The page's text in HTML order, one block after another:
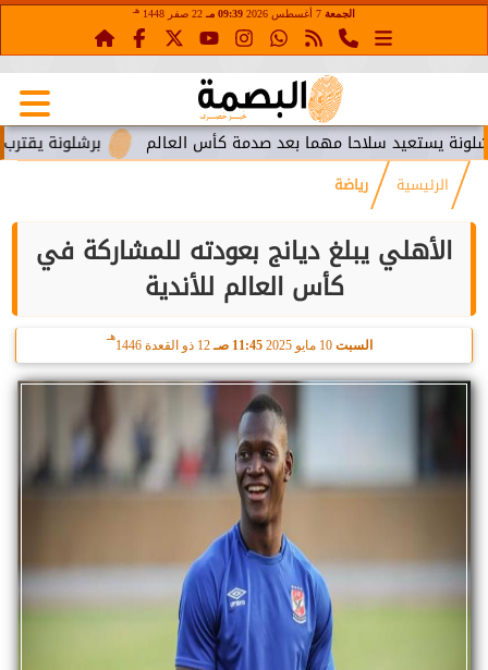
الجمعة 09:39 مـ 22 صفر 1448 هـ
برشلونة يقترب من سلاحا مهما بعد صدمة كأس العالم
الرئيسية رياضة
الأهلي يبلغ ديانج بعودته للمشاركة في
كأس العالم للأندية
السبت 11:45 صـ 12 ذو القعدة 1446
هـ